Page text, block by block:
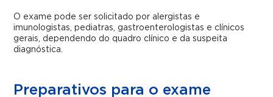
O exame pode ser solicitado por alergistas e
imunologistas, pediatras, gastroenterologistas e clínicos
gerais, dependendo do quadro clínico e da suspeita
diagnóstica.
Preparativos para o exame